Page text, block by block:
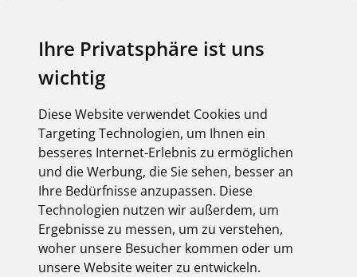
Ihre Privatsphäre ist uns
wichtig
Diese Website verwendet Cookies und
Targeting Technologien, um Ihnen ein
besseres Internet-Erlebnis zu ermöglichen
und die Werbung, die Sie sehen, besser an
Ihre Bedürfnisse anzupassen. Diese
Technologien nutzen wir außerdem, um
Ergebnisse zu messen, um zu verstehen,
woher unsere Besucher kommen oder um
unsere Website weiter zu entwickeln.
Pendelleuchte für moderne
Arbeitswelten
Mit ADARA bietet BRUMBERG eine LED-
Objektbereiche. Die Leuchte kombiniert
blendarmes Licht mit verschiedenen
Möglichkeiten für die Lichtplanung und eignet...
More
3 Aug 2026